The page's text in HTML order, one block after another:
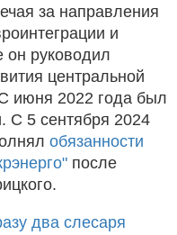
за направления
и
он руководил
центральной
июня 2022 года был
С 5 сентября 2024
обязанности
после
два слесаря